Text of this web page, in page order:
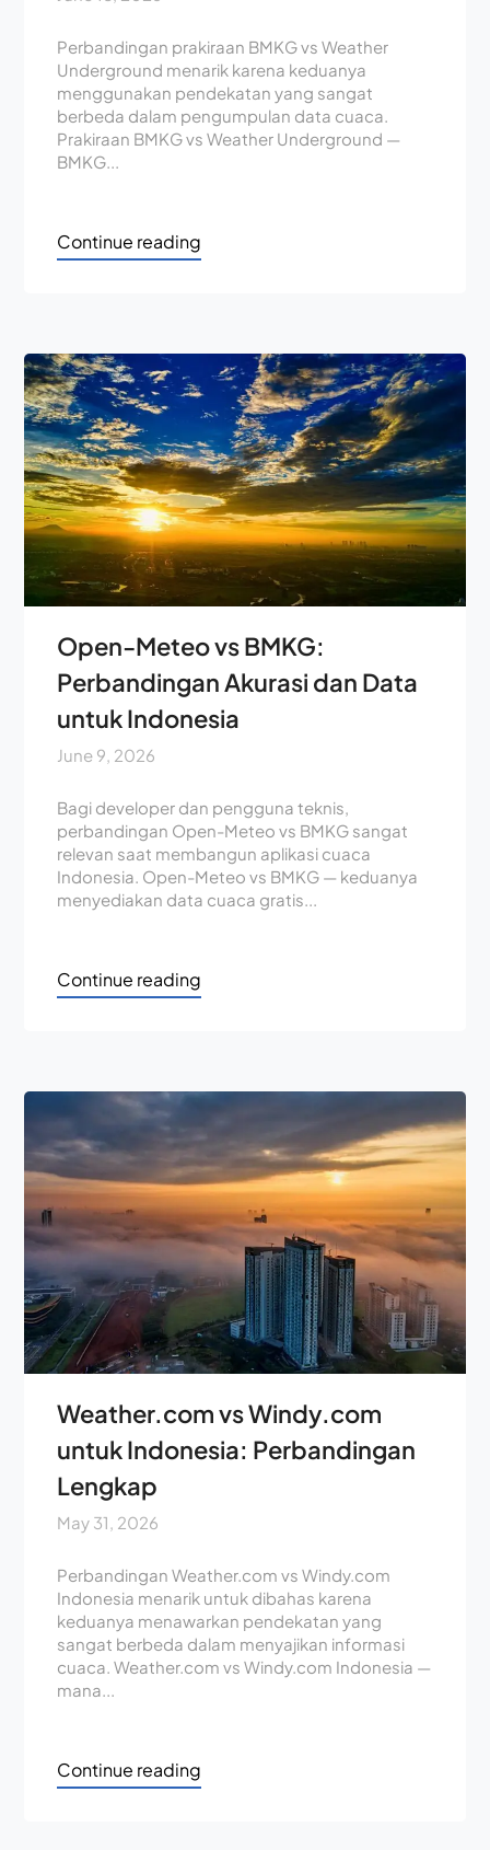
Perbandingan prakiraan BMKG vs Weather
Underground menarik karena keduanya
menggunakan pendekatan yang sangat
berbeda dalam pengumpulan data cuaca.
Prakiraan BMKG vs Weather Underground —
BMKG...
Continue reading
Open-Meteo vs BMKG:
Perbandingan Akurasi dan Data
untuk Indonesia
June 9, 2026
Bagi developer dan pengguna teknis,
perbandingan Open-Meteo vs BMKG sangat
relevan saat membangun aplikasi cuaca
Indonesia. Open-Meteo vs BMKG — keduanya
menyediakan data cuaca gratis...
Continue reading
Weather.com vs Windy.com
untuk Indonesia: Perbandingan
Lengkap
May 31, 2026
Perbandingan Weather.com vs Windy.com
Indonesia menarik untuk dibahas karena
keduanya menawarkan pendekatan yang
sangat berbeda dalam menyajikan informasi
cuaca. Weather.com vs Windy.com Indonesia —
mana...
Continue reading